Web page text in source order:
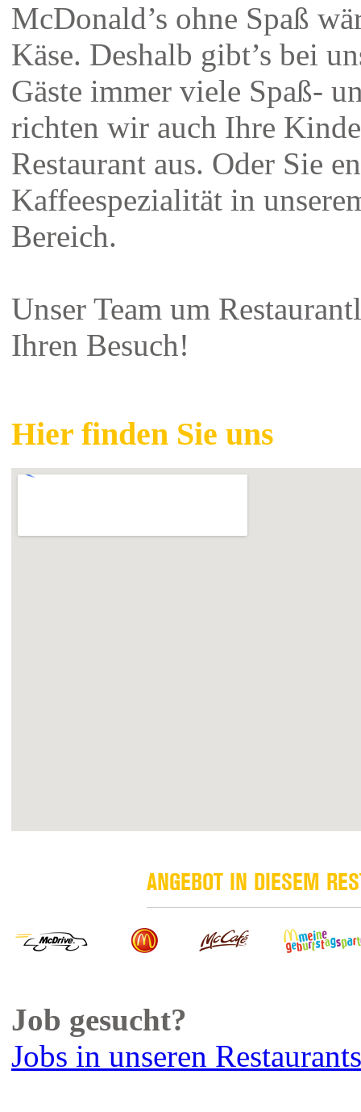
McDonald’s ohne Spaß
Käse. Deshalb gibt’s bei
Gäste immer viele Spaß-
richten wir auch Ihre
Restaurant aus. Oder Sie
Kaffeespezialität in
Bereich.
Unser Team um
Ihren Besuch!
Hier finden Sie uns
ANGEBOT IN DIESEM
Job gesucht?
Jobs in unseren Restaurants